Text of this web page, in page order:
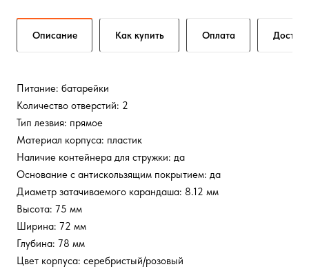
Описание Как купить Оплата
Питание: батарейки
Количество отверстий: 2
Тип лезвия: прямое
Материал корпуса: пластик
Наличие контейнера для стружки: да
Основание с антискользящим покрытием: да
Диаметр затачиваемого карандаша: 8.12 мм
Высота: 75 мм
Ширина: 72 мм
Глубина: 78 мм
Цвет корпуса: серебристый/розовый